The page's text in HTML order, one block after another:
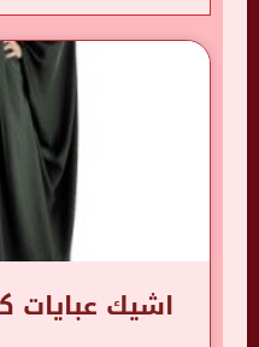
اشيك عبايات